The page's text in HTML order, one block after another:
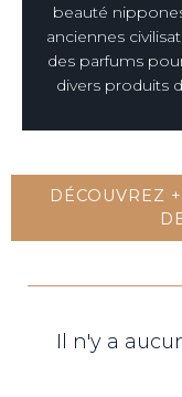
beauté
anciennes
des parfums
divers produits
DÉCOUVREZ
Il n'y a